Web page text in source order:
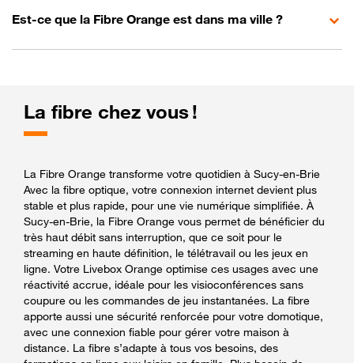
Est-ce que la Fibre Orange est dans ma ville ?
La fibre chez vous !
La Fibre Orange transforme votre quotidien à Sucy-en-Brie
Avec la fibre optique, votre connexion internet devient plus
stable et plus rapide, pour une vie numérique simplifiée. À
Sucy-en-Brie, la Fibre Orange vous permet de bénéficier du
très haut débit sans interruption, que ce soit pour le
streaming en haute définition, le télétravail ou les jeux en
ligne. Votre Livebox Orange optimise ces usages avec une
réactivité accrue, idéale pour les visioconférences sans
coupure ou les commandes de jeu instantanées. La fibre
apporte aussi une sécurité renforcée pour votre domotique,
avec une connexion fiable pour gérer votre maison à
distance. La fibre s’adapte à tous vos besoins, des